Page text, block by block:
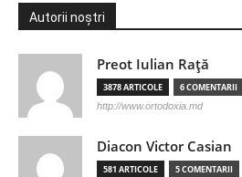
Autorii noștri
Preot Iulian Raţă
3878 ARTICOLE 6 COMENTARII
http://www.ortodoxia.md
Diacon Victor Casian
581 ARTICOLE 5 COMENTARII